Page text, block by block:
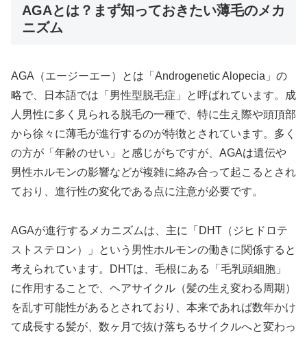
AGAとは？まず知っておきたい薄毛のメカ
ニズム
AGA（エージーエー）とは「Androgenetic Alopecia」の
略で、日本語では「男性型脱毛症」と呼ばれています。成
人男性に多く見られる脱毛の一種で、特に生え際や頭頂部
から徐々に薄毛が進行するのが特徴とされています。多く
の方が「年齢のせい」と感じがちですが、AGAは遺伝や
男性ホルモンの影響などが複雑に絡み合って起こるとされ
ており、進行性の変化である点に注意が必要です。
AGAが進行するメカニズムは、主に「DHT（ジヒドロテ
ストステロン）」という男性ホルモンの働きに関係すると
考えられています。DHTは、毛根にある「毛乳頭細胞」
に作用することで、ヘアサイクル（髪の生え変わる周期）
を乱す可能性があるとされており、本来であれば数年かけ
て成長する髪が、数ヶ月で抜け落ちるサイクルへと変わっ